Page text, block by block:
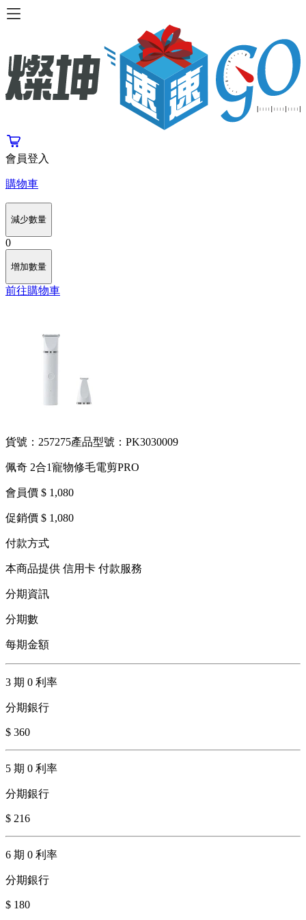
會員登入
購物車
減少數量
0
增加數量
前往購物車
貨號：257275產品型號：PK3030009
佩奇 2合1寵物修毛電剪PRO
會員價 $ 1,080
促銷價 $ 1,080
付款方式
本商品提供 信用卡 付款服務
分期資訊
分期數
每期金額
3 期 0 利率
分期銀行
$ 360
5 期 0 利率
分期銀行
$ 216
6 期 0 利率
分期銀行
$ 180